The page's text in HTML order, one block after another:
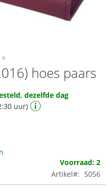
hoes paars
dezelfde dag
uur)
Voorraad: 2
Artikel
5056